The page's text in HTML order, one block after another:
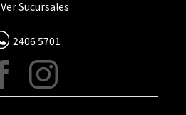
Ver Sucursales
2406 5701